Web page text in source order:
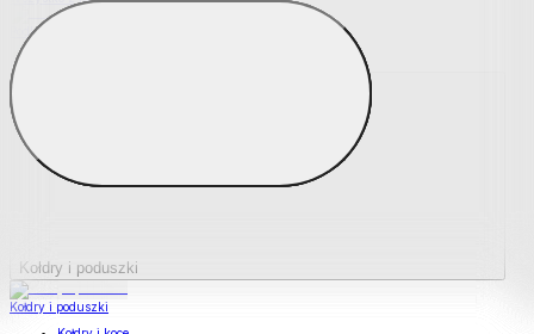
Podkładki na materace
Materace nawierzchniowe
Kołdry i poduszki
Kołdry i poduszki